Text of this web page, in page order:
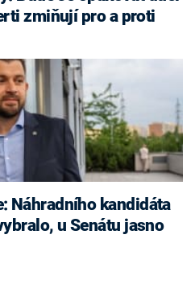
zmiňují pro a proti
Náhradního kandidáta
u Senátu jasno